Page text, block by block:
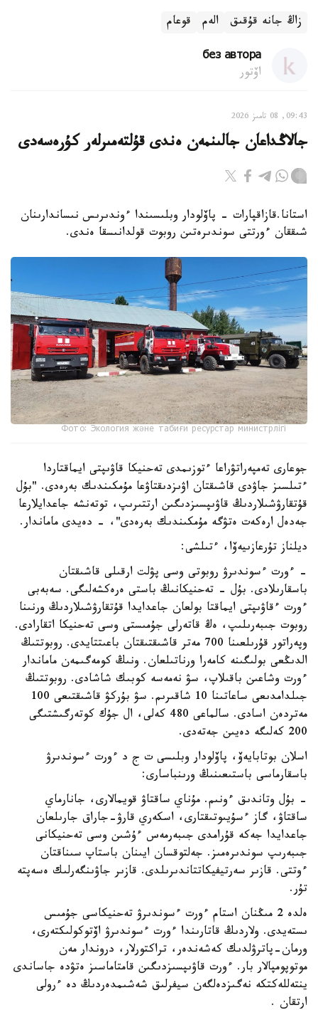
زاڭ جانە قۇقىق الەم قوعام
без автора
اۆتور
09:43, 08 تامىز 2026
جالاڭداعان جالىنمەن ەندى قۇلتەمىرلەر كۇرەسەدى
استانا.قازاقپارات - پاۆلودار وبلىسىندا ءوندىرىس نىساندارىنان
شىققان ءورتتى سوندىرەتىن روبوت قولدانىسقا ەندى.
Фото: Экология және табиғи ресурстар министрлігі
جوعارى تەمپەراتۋراعا ءتوزىمدى تەحنيكا قاۋىپتى ايماقتاردا
ءتىلسىز جاۋدى قاشىقتان اۋىزدىقتاۋعا مۇمكىندىك بەرەدى. "بۇل
قۇتقارۋشىلاردىڭ قاۋىپسىزدىگىن ارتتىرىپ، توتەنشە جاعدايلارعا
جەدەل ارەكەت ەتۋگە مۇمكىندىك بەرەدى"، - دەيدى ماماندار.
ديلناز تۇرعازىيەۆا، ءتىلشى:
- ءورت ءسوندىرۋ روبوتى وسى پۋلت ارقىلى قاشىقتان
باسقارىلادى. بۇل - تەحنيكانىڭ باستى ەرەكشەلىگى. سەبەبى
ءورت ءقاۋىپتى ايماقتا بولعان جاعدايدا قۇتقارۋشىلاردىڭ ورنىنا
روبوت جىبەرىلىپ، ەڭ قاتەرلى جۇمىستى وسى تەحنيكا اتقارادى.
وپەراتور قۇرىلعىنا 700 مەتر قاشىقتىقتان باعىتتايدى. روبوتتىڭ
الدىڭعى بولىگىنە كامەرا ورناتىلعان. ونىڭ كومەگىمەن ماماندار
ءورت وشاعىن باقىلاپ، سۋ نەمەسە كوبىك شاشادى. روبوتتىڭ
جىلدامدىعى ساعاتىنا 10 شاقىرىم. سۋ بۇركۋ قاشىقتىعى 100
مەتردەن اسادى. سالماعى 480 كەلى، ال جۇك كوتەرگىشتىگى
200 كەلىگە دەيىن جەتەدى.
اسلان بوتابايەۆ، پاۆلودار وبلىسى ت ج د ءورت ءسوندىرۋ
باسقارماسى باستىعىنىڭ ورىنباسارى:
- بۇل وتاندىق ءونىم. مۇناي ساقتاۋ قويمالارى، جانارماي
ساقتاۋ، گاز ءسۇيىوتىقتارى، اسكەري قارۋ-جاراق جارىلعان
جاعدايدا جەكە قۇرامدى جىبەرمەس ءۇشىن وسى تەحنيكانى
جىبەرىپ سوندىرەمىز. جەلتوقسان ايىنان باستاپ سىناقتان
ءوتتى. قازىر سەرتيفيكاتتاندىرىلدى. قازىر جاۋىنگەرلىك ەسەپتە
تۇر.
ەلدە 2 مىڭنان استام ءورت ءسوندىرۋ تەحنيكاسى جۇمىس
ىستەيدى. ولاردىڭ قاتارىندا ءورت ءسوندىرۋ اۆتوكولىكتەرى،
ورمان-پاترۋلدىك كەشەندەر، تراكتورلار، دروندار مەن
موتوپومپالار بار. ءورت قاۋىپسىزدىگىن قامتاماسىز ەتۋدە جاساندى
ينتەللەكتكە نەگىزدەلگەن سيفرلىق شەشىمدەردىڭ دە ءرولى
ارتقان .